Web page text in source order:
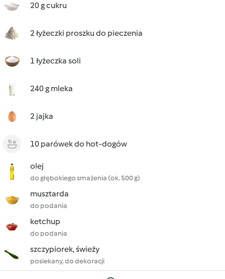
20 g cukru
2 łyżeczki proszku do pieczenia
1 łyżeczka soli
240 g mleka
2 jajka
10 parówek do hot-dogów
olej
do głębokiego smażenia (ok. 500 g)
musztarda
do podania
ketchup
do podania
szczypiorek, świeży
posiekany, do dekoracji